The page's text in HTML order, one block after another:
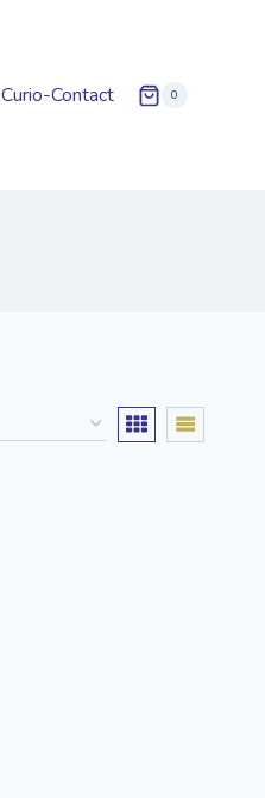
Curio-Contact 0